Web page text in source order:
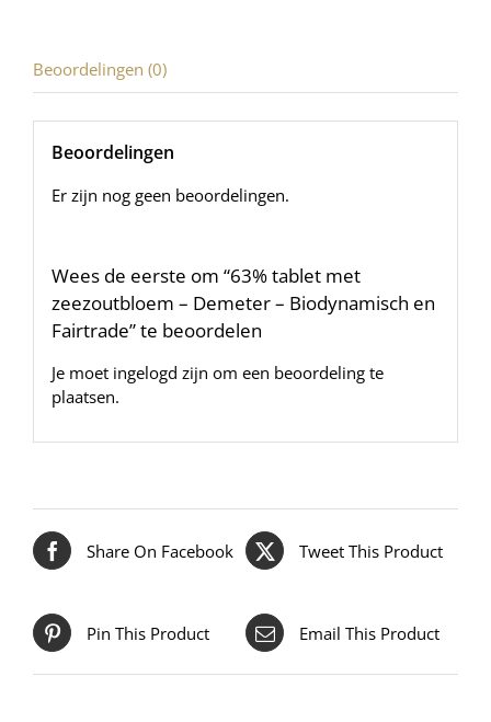
en
Fairtrade
Beoordelingen (0)
Beoordelingen
Er zijn nog geen beoordelingen.
Wees de eerste om “63% tablet met
zeezoutbloem – Demeter – Biodynamisch en
Fairtrade” te beoordelen
Je moet ingelogd zijn om een beoordeling te
plaatsen.
Share On Facebook Tweet This Product
Pin This Product Email This Product